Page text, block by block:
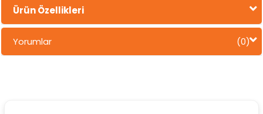
Ürün Özellikleri
Yorumlar (0)